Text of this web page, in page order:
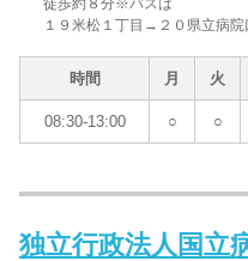
１９米松１丁目→２０県立病院
時間 月 火
08:30-13:00 ○ ○
独立行政法人国立